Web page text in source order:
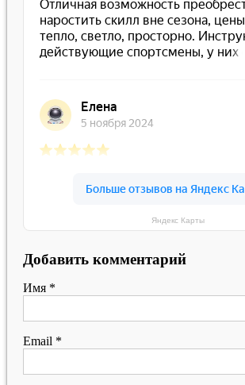
Яндекс Карты
Добавить комментарий
Имя *
Email *